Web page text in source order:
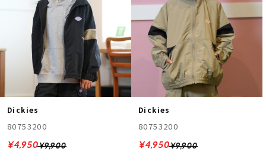
Dickies
80753200
¥9,900
¥4,950
Dickies
80753200
¥9,900
¥4,950